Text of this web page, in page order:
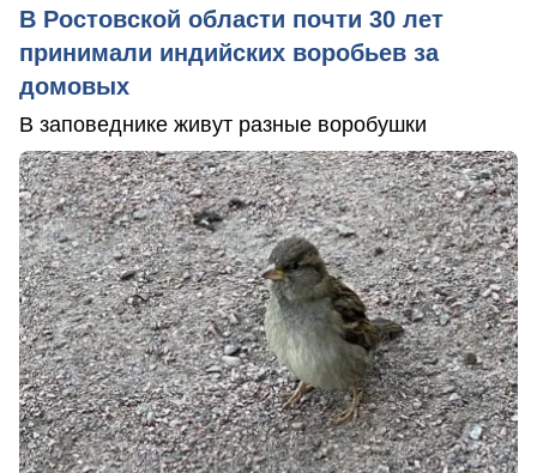
В Ростовской области почти 30 лет
принимали индийских воробьев за
домовых
В заповеднике живут разные воробушки